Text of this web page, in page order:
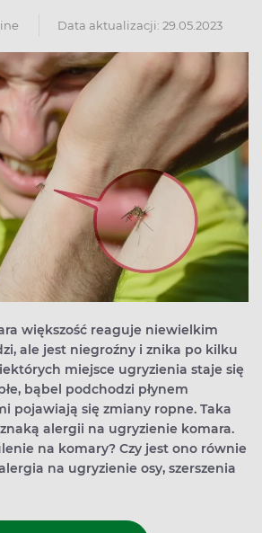
Data aktualizacji: 29.05.2023
większość reaguje niewielkim
ale jest niegroźny i znika po kilku
miejsce ugryzienia staje się
bąbel podchodzi płynem
pojawiają się zmiany ropne. Taka
alergii na ugryzienie komara.
na komary? Czy jest ono równie
na ugryzienie osy, szerszenia